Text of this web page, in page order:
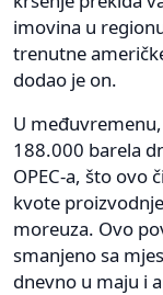
imovina u
trenutne
dodao je on.
U međuvremenu,
188.000 barela
OPEC-a, što ovo
kvote
moreuza. Ovo
smanjeno sa
dnevno u maju i